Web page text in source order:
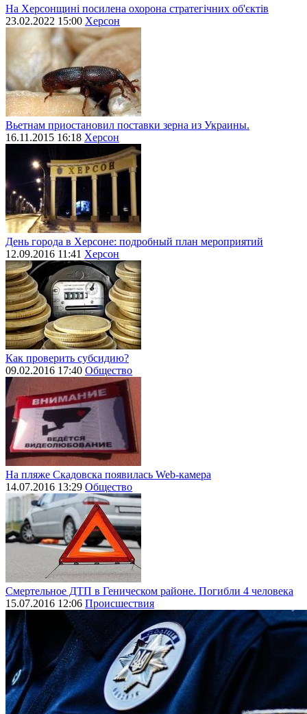
На Херсонщині посилена охорона стратегічних об'єктів
23.02.2022 15:00 Херсон
Вьетнам приостановил поставки зерна из Украины.
16.11.2015 16:18 Херсон
День города в Херсоне: подробный план мероприятий
12.09.2016 11:41 Херсон
Как проверить субсидию?
09.02.2016 17:40 Общество
На пляже Скадовска появилась Web-камера
14.07.2016 13:29 Общество
Смертельное ДТП в Геническом районе. Погибли 4 человека
15.07.2016 12:06 Происшествия